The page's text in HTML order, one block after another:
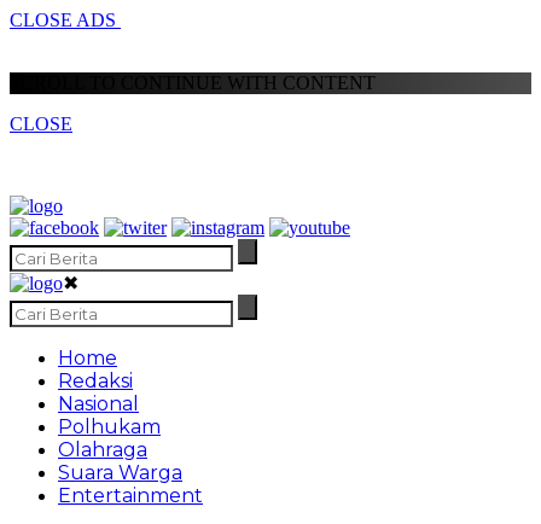
CLOSE ADS
SCROLL TO CONTINUE WITH CONTENT
CLOSE
✖
Home
Redaksi
Nasional
Polhukam
Olahraga
Suara Warga
Entertainment